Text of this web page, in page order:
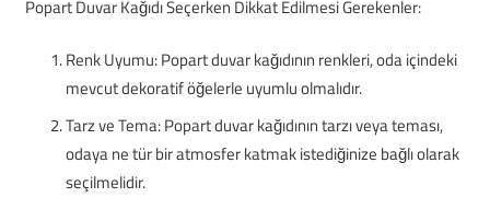
Popart Duvar Kağıdı Seçerken Dikkat Edilmesi Gerekenler:
Renk Uyumu: Popart duvar kağıdının renkleri, oda içindeki
mevcut dekoratif öğelerle uyumlu olmalıdır.
Tarz ve Tema: Popart duvar kağıdının tarzı veya teması,
odaya ne tür bir atmosfer katmak istediğinize bağlı olarak
seçilmelidir.